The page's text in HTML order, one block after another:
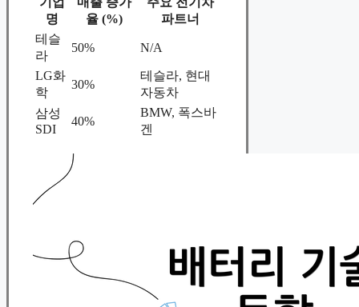
명
율 (%)
파트너
테슬
라
50% N/A
LG화
학
30%
테슬라, 현대
자동차
삼성
SDI
40%
BMW, 폭스바
겐